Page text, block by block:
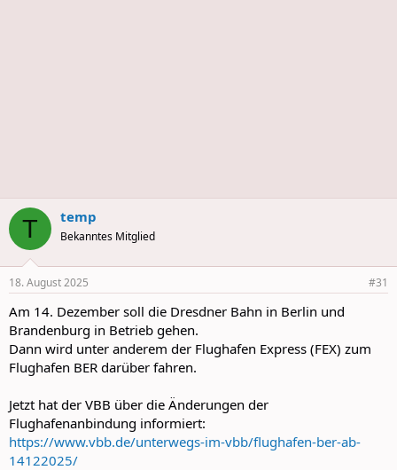
T temp
Bekanntes Mitglied
18. August 2025 #31
Am 14. Dezember soll die Dresdner Bahn in Berlin und
Brandenburg in Betrieb gehen.
Dann wird unter anderem der Flughafen Express (FEX) zum
Flughafen BER darüber fahren.
Jetzt hat der VBB über die Änderungen der
Flughafenanbindung informiert:
https://www.vbb.de/unterwegs-im-vbb/flughafen-ber-ab-
14122025/